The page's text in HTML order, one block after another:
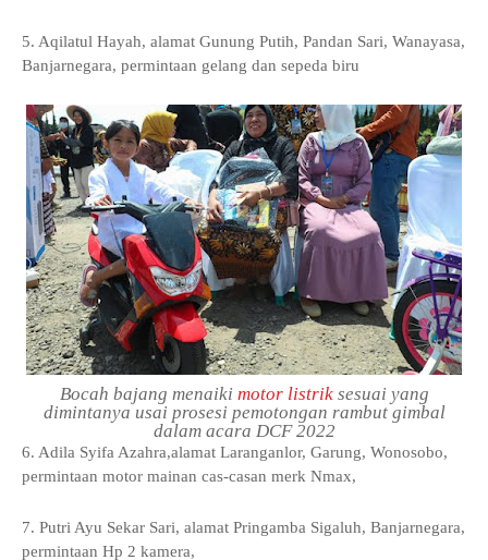
5. Aqilatul Hayah, alamat Gunung Putih, Pandan Sari, Wanayasa,
Banjarnegara, permintaan gelang dan sepeda biru
Bocah bajang menaiki motor listriksesuai yang
dimintanya usai prosesi pemotongan rambut gimbal
dalam acara DCF 2022
6. Adila Syifa Azahra,alamat Laranganlor, Garung, Wonosobo,
permintaan motor mainan cas-casan merk Nmax,
7. Putri Ayu Sekar Sari, alamat Pringamba Sigaluh, Banjarnegara,
permintaan Hp 2 kamera,